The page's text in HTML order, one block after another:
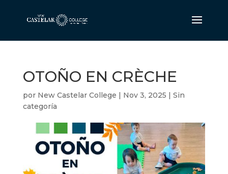
OTOÑO EN CRÈCHE
por New Castelar College | Nov 3, 2025 | Sin
categoría